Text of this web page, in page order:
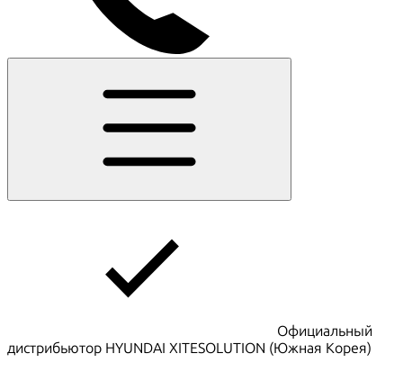
Официальный
дистрибьютор HYUNDAI XITESOLUTION (Южная Корея)